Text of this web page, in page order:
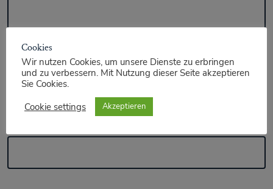
Cookies
Wir nutzen Cookies, um unsere Dienste zu erbringen
und zu verbessern. Mit Nutzung dieser Seite akzeptieren
Sie Cookies.
Cookie settings
Akzeptieren